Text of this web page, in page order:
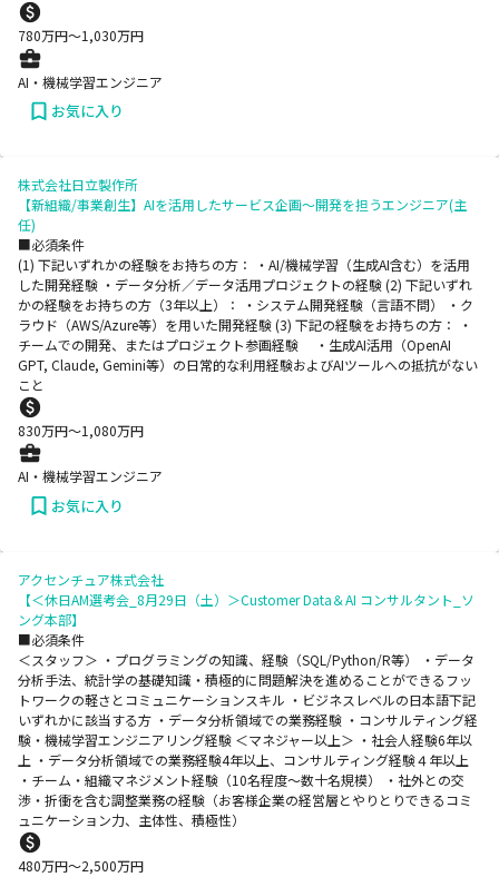
780万円〜1,030万円
AI・機械学習エンジニア
お気に入り
株式会社日立製作所
【新組織/事業創生】AIを活用したサービス企画～開発を担うエンジニア(主
任)
■必須条件
(1) 下記いずれかの経験をお持ちの方： ・AI/機械学習（生成AI含む）を活用
した開発経験 ・データ分析／データ活用プロジェクトの経験 (2) 下記いずれ
かの経験をお持ちの方（3年以上）： ・システム開発経験（言語不問） ・ク
ラウド（AWS/Azure等）を用いた開発経験 (3) 下記の経験をお持ちの方： ・
チームでの開発、またはプロジェクト参画経験 ・生成AI活用（OpenAI
GPT, Claude, Gemini等）の日常的な利用経験およびAIツールへの抵抗がない
こと
830万円〜1,080万円
AI・機械学習エンジニア
お気に入り
アクセンチュア株式会社
【＜休日AM選考会_8月29日（土）＞Customer Data＆AI コンサルタント_ソ
ング本部】
■必須条件
＜スタッフ＞ ・プログラミングの知識、経験（SQL/Python/R等） ・データ
分析手法、統計学の基礎知識・積極的に問題解決を進めることができるフッ
トワークの軽さとコミュニケーションスキル ・ビジネスレベルの日本語下記
いずれかに該当する方 ・データ分析領域での業務経験 ・コンサルティング経
験・機械学習エンジニアリング経験 ＜マネジャー以上＞ ・社会人経験6年以
上 ・データ分析領域での業務経験4年以上、コンサルティング経験４年以上
・チーム・組織マネジメント経験（10名程度～数十名規模） ・社外との交
渉・折衝を含む調整業務の経験（お客様企業の経営層とやりとりできるコミ
ュニケーション力、主体性、積極性）
480万円〜2,500万円